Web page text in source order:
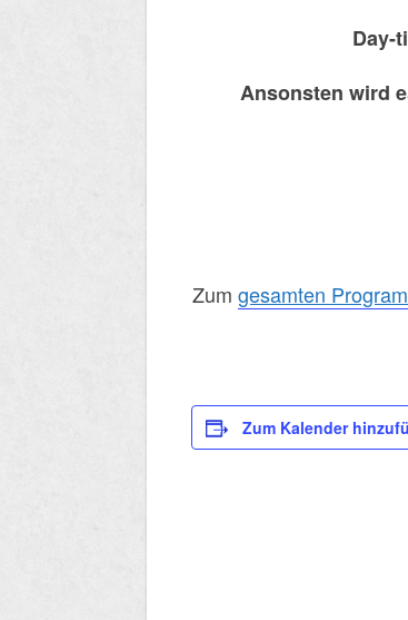
​Day-
​Ansonsten wird
​Zum gesamten
Zum Kalender